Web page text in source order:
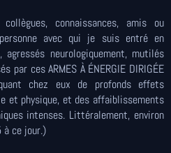
connaissances, amis ou
avec qui je suis entré en
neurologiquement, mutilés
ces ARMES À ÉNERGIE DIRIGÉE
chez eux de profonds effets
et physique, et des affaiblissements
intenses. Littéralement, environ
à ce jour.)